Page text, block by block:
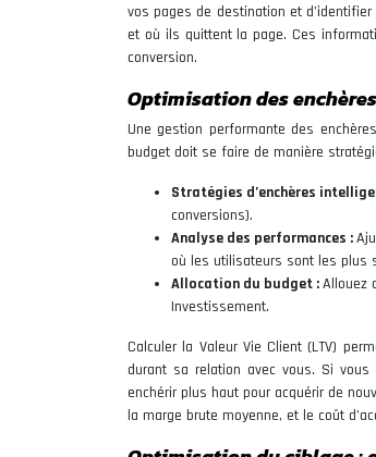
vos pages de destination et
et où ils quittent la page. Ces
conversion.
Optimisation des
Une gestion performante des
budget doit se faire de manière
Stratégies d’enchères
conversions).
Analyse des performances :
où les utilisateurs sont les plus
Allocation du budget :Allouez
Investissement.
Calculer la Valeur Vie Client (LTV)
durant sa relation avec vous. Si vous
enchérir plus haut pour acquérir de
la marge brute moyenne, et le coût